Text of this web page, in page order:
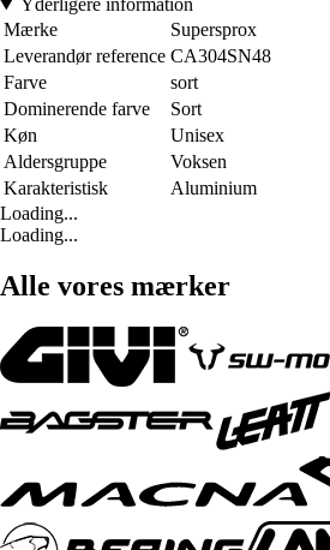
Yderligere information
Mærke
Supersprox
Leverandør reference CA304SN48
Farve
sort
Dominerende farve
Sort
Køn
Unisex
Aldersgruppe
Voksen
Karakteristisk
Aluminium
Loading...
Loading...
Alle vores mærker